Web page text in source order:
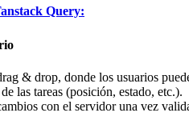
Query:
& drop, donde los usuarios
las tareas (posición, estado, etc.).
con el servidor una vez